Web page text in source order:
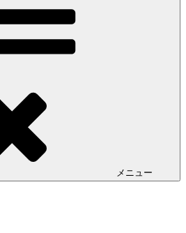
メニュー